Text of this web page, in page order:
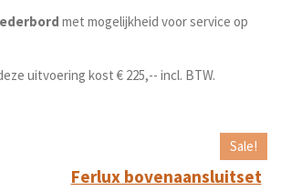
met mogelijkheid voor service op
uitvoering kost € 225,-- incl. BTW.
Sale!
Ferlux bovenaansluitset